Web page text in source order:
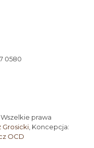
0580
Wszelkie prawa
Grosicki, Koncepcja:
OCD